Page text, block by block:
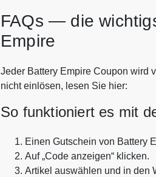
FAQs — die
Empire
Jeder Battery Empire Coupon wird
nicht einlösen, lesen Sie hier:
So funktioniert es mit
Einen Gutschein von Battery
Auf „Code anzeigen“ klicken.
Artikel auswählen und in den